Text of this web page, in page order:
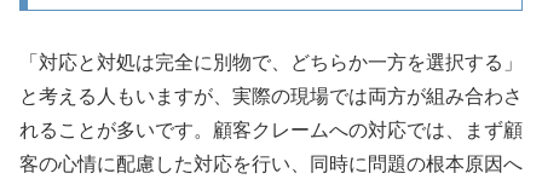
「対応と対処は完全に別物で、どちらか一方を選択する」
と考える人もいますが、実際の現場では両方が組み合わさ
れることが多いです。顧客クレームへの対応では、まず顧
客の心情に配慮した対応を行い、同時に問題の根本原因へ